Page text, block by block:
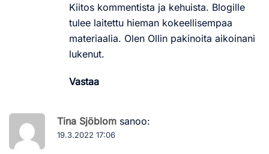
Kiitos kommentista ja kehuista. Blogille
tulee laitettu hieman kokeellisempaa
materiaalia. Olen Ollin pakinoita aikoinani
lukenut.
Vastaa
Tina Sjöblom sanoo:
19.3.2022 17:06